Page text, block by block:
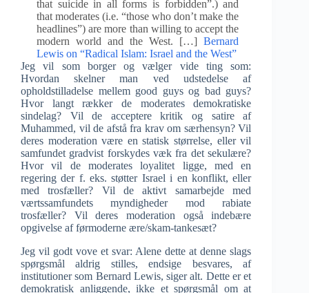
that suicide in all forms is forbidden”.) and
that moderates (i.e. “those who don’t make the
headlines”) are more than willing to accept the
modern world and the West. […]Bernard
Lewis on “Radical Islam: Israel and the West”
Jeg vil som borger og vælger vide ting som:
Hvordan skelner man ved udstedelse af
opholdstilladelse mellem good guys og bad guys?
Hvor langt rækker de moderates demokratiske
sindelag? Vil de acceptere kritik og satire af
Muhammed, vil de afstå fra krav om særhensyn? Vil
deres moderation være en statisk størrelse, eller vil
samfundet gradvist forskydes væk fra det sekulære?
Hvor vil de moderates loyalitet ligge, med en
regering der f. eks. støtter Israel i en konflikt, eller
med trosfæller? Vil de aktivt samarbejde med
værtssamfundets myndigheder mod rabiate
trosfæller? Vil deres moderation også indebære
opgivelse af førmoderne ære/skam-tankesæt?
Jeg vil godt vove et svar: Alene dette at denne slags
spørgsmål aldrig stilles, endsige besvares, af
institutioner som Bernard Lewis, siger alt. Dette er et
demokratisk anliggende, ikke et spørgsmål om at